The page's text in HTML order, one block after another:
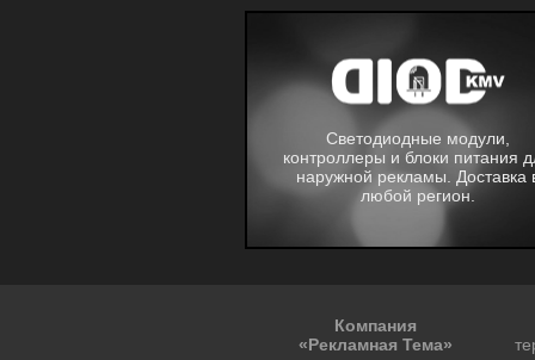
Светодиодные модули,
контроллеры и блоки питания
наружной рекламы. Доставка
любой регион.
Компания
«Рекламная Тема»